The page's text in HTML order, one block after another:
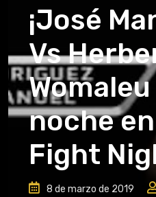
¡José
Vs
noche
Fight
8 de marzo de 2019